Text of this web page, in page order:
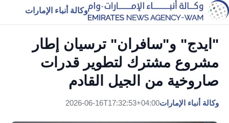
وكالة أنباء الإمارات
"ايدج" و"سافران" ترسيان إطار
مشروع مشترك لتطوير قدرات
صاروخية من الجيل القادم
وكالة أنباء الإمارات2026-06-16T17:32:53+04:00